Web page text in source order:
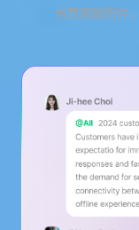
無需開啟附件